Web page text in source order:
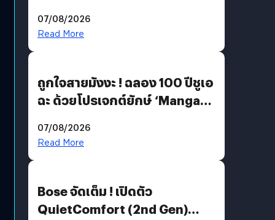
07/08/2026
Read More
ถูกใจสายมังงะ ! ฉลอง 100 ปีชูเอ
ฉะ ด้วยโปรเจกต์ยักษ์ ‘Manga
มีภาษาไทยด้วย
07/08/2026
Read More
Bose จัดเต็ม ! เปิดตัว
QuietComfort (2nd Gen)